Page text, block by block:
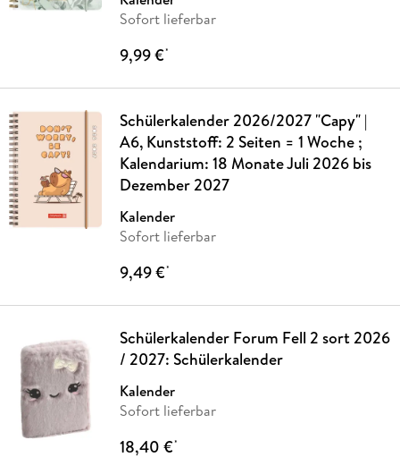
Sofort lieferbar
9,99 €*
Schülerkalender 2026/2027 "Capy" |
A6, Kunststoff: 2 Seiten = 1 Woche ;
Kalendarium: 18 Monate Juli 2026 bis
Dezember 2027
Kalender
Sofort lieferbar
9,49 €*
Schülerkalender Forum Fell 2 sort 2026
/ 2027: Schülerkalender
Kalender
Sofort lieferbar
18,40 €*